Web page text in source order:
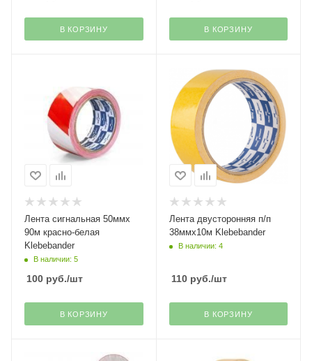
В КОРЗИНУ В КОРЗИНУ
Лента сигнальная 50ммх
90м красно-белая
Klebebander
В наличии: 5
100 руб./шт
В КОРЗИНУ
Лента двусторонняя п/п
38ммх10м Klebebander
В наличии: 4
110руб./шт
В КОРЗИНУ